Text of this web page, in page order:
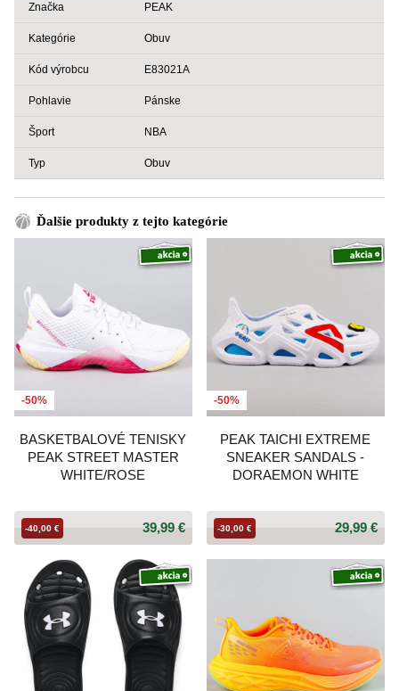
Značka PEAK
Kategórie Obuv
Kód výrobcu E83021A
Pohlavie Pánske
Šport NBA
Typ Obuv
Ďalšie produkty z tejto kategórie
-50%
BASKETBALOVÉ TENISKY
PEAK STREET MASTER
WHITE/ROSE
39,99 €
-40,00 €
-50%
PEAK TAICHI EXTREME
SNEAKER SANDALS -
DORAEMON WHITE
29,99 €
-30,00 €